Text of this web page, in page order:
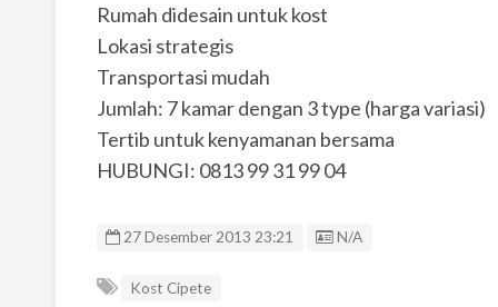
Rumah didesain untuk kost
Lokasi strategis
Transportasi mudah
Jumlah: 7 kamar dengan 3 type (harga variasi)
Tertib untuk kenyamanan bersama
HUBUNGI: 0813 99 31 99 04
27 Desember 2013 23:21 Listing ID
N/A
Kost Cipete